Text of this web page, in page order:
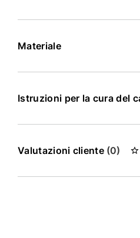
Materiale
Istruzioni per la cura del
Valutazioni cliente (0)